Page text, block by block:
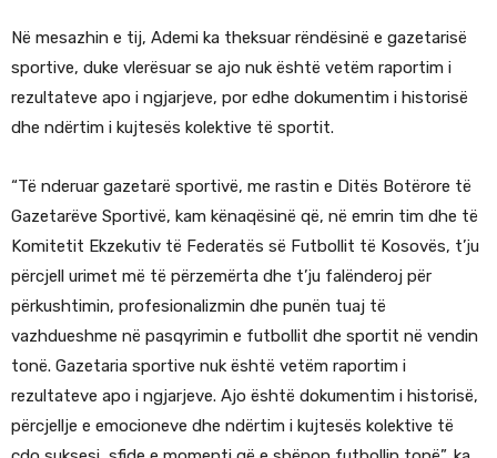
Në mesazhin e tij, Ademi ka theksuar rëndësinë e gazetarisë
sportive, duke vlerësuar se ajo nuk është vetëm raportim i
rezultateve apo i ngjarjeve, por edhe dokumentim i historisë
dhe ndërtim i kujtesës kolektive të sportit.
“Të nderuar gazetarë sportivë, me rastin e Ditës Botërore të
Gazetarëve Sportivë, kam kënaqësinë që, në emrin tim dhe të
Komitetit Ekzekutiv të Federatës së Futbollit të Kosovës, t’ju
përcjell urimet më të përzemërta dhe t’ju falënderoj për
përkushtimin, profesionalizmin dhe punën tuaj të
vazhdueshme në pasqyrimin e futbollit dhe sportit në vendin
tonë. Gazetaria sportive nuk është vetëm raportim i
rezultateve apo i ngjarjeve. Ajo është dokumentim i historisë,
përcjellje e emocioneve dhe ndërtim i kujtesës kolektive të